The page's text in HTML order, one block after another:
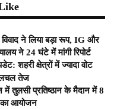
विवाद ने लिया बड़ा रूप, IG और
ने 24 घंटे में मांगी रिपोर्ट
शहरी क्षेत्रों में ज्यादा वोट
तेज
तुलसी प्रतिष्ठान के मैदान में 8
का आयोजन